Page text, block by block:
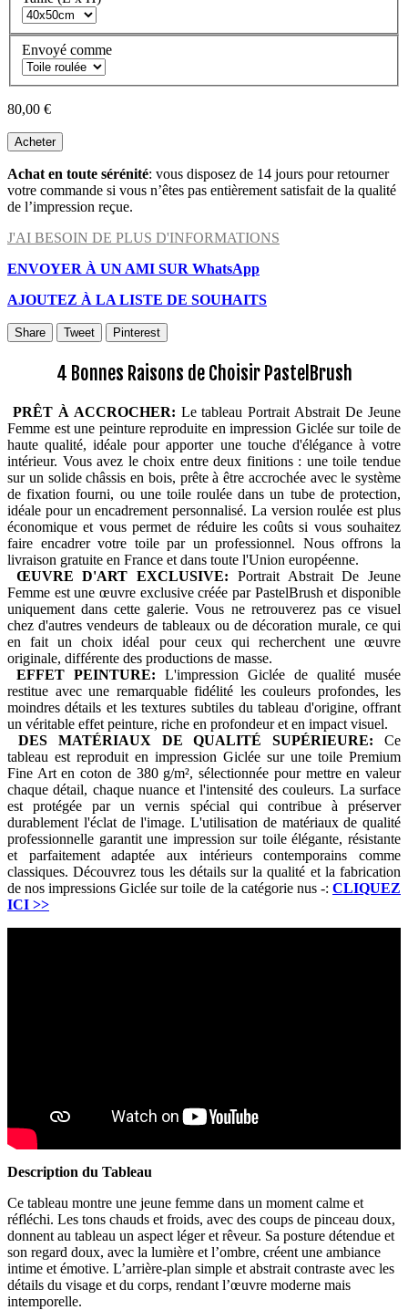
Envoyé comme
80,00 €
Acheter
Achat en toute sérénité: vous disposez de 14 jours pour retourner
votre commande si vous n’êtes pas entièrement satisfait de la qualité
de l’impression reçue.
J'AI BESOIN DE PLUS D'INFORMATIONS
ENVOYER À UN AMI SUR WhatsApp
AJOUTEZ À LA LISTE DE SOUHAITS
Share Tweet Pinterest
4 Bonnes Raisons de Choisir PastelBrush
PRÊT À ACCROCHER: Le tableau Portrait Abstrait De Jeune
Femme est une peinture reproduite en impression Giclée sur toile de
haute qualité, idéale pour apporter une touche d'élégance à votre
intérieur. Vous avez le choix entre deux finitions : une toile tendue
sur un solide châssis en bois, prête à être accrochée avec le système
de fixation fourni, ou une toile roulée dans un tube de protection,
idéale pour un encadrement personnalisé. La version roulée est plus
économique et vous permet de réduire les coûts si vous souhaitez
faire encadrer votre toile par un professionnel. Nous offrons la
livraison gratuite en France et dans toute l'Union européenne.
ŒUVRE D'ART EXCLUSIVE: Portrait Abstrait De Jeune
Femme est une œuvre exclusive créée par PastelBrush et disponible
uniquement dans cette galerie. Vous ne retrouverez pas ce visuel
chez d'autres vendeurs de tableaux ou de décoration murale, ce qui
en fait un choix idéal pour ceux qui recherchent une œuvre
originale, différente des productions de masse.
EFFET PEINTURE: L'impression Giclée de qualité musée
restitue avec une remarquable fidélité les couleurs profondes, les
moindres détails et les textures subtiles du tableau d'origine, offrant
un véritable effet peinture, riche en profondeur et en impact visuel.
DES MATÉRIAUX DE QUALITÉ SUPÉRIEURE: Ce
tableau est reproduit en impression Giclée sur une toile Premium
Fine Art en coton de 380 g/m², sélectionnée pour mettre en valeur
chaque détail, chaque nuance et l'intensité des couleurs. La surface
est protégée par un vernis spécial qui contribue à préserver
durablement l'éclat de l'image. L'utilisation de matériaux de qualité
professionnelle garantit une impression sur toile élégante, résistante
et parfaitement adaptée aux intérieurs contemporains comme
classiques. Découvrez tous les détails sur la qualité et la fabrication
de nos impressions Giclée sur toile de la catégorie nus -: CLIQUEZ
ICI >>
Description du Tableau
Ce tableau montre une jeune femme dans un moment calme et
réfléchi. Les tons chauds et froids, avec des coups de pinceau doux,
donnent au tableau un aspect léger et rêveur. Sa posture détendue et
son regard doux, avec la lumière et l’ombre, créent une ambiance
intime et émotive. L’arrière-plan simple et abstrait contraste avec les
détails du visage et du corps, rendant l’œuvre moderne mais
intemporelle.